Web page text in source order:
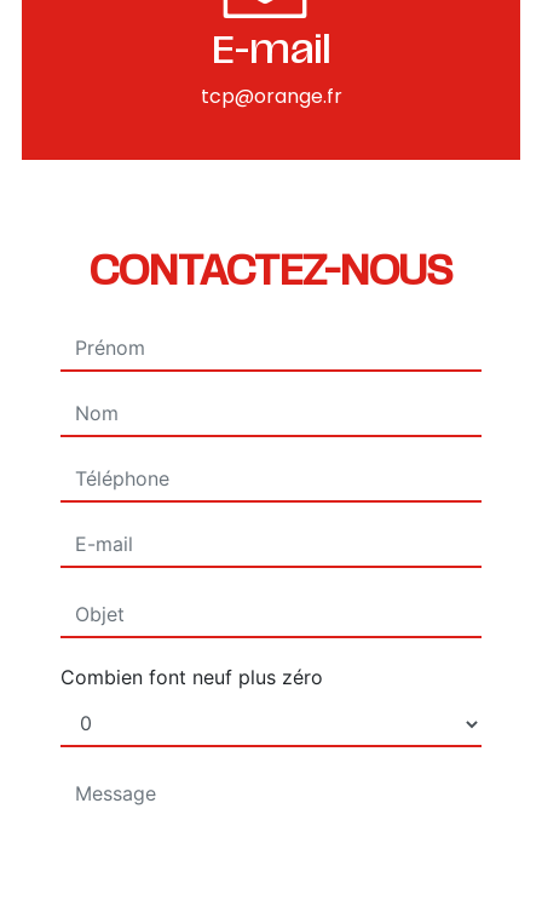
E-mail
tcp@orange.fr
CONTACTEZ-NOUS
Combien font neuf plus zéro